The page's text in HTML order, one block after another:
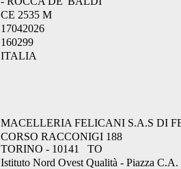
CE 2535 M
17042026
160299
ITALIA
MACELLERIA FELICANI S.A.S DI
CORSO RACCONIGI 188
TORINO - 10141 TO
Istituto Nord Ovest Qualità - Piazza